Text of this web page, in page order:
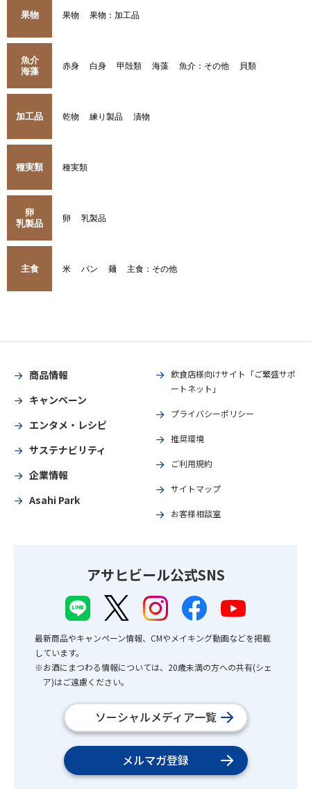
果物 果物 果物：加工品
魚介
海藻
赤身 白身 甲殻類 海藻 魚介：その他 貝類
加工品 乾物 練り製品 漬物
種実類 種実類
卵
乳製品
卵 乳製品
主食 米 パン 麺 主食：その他
商品情報
キャンペーン
エンタメ・レシピ
サステナビリティ
企業情報
Asahi Park
飲食店様向けサイト「ご繁盛サポ
ートネット」
プライバシーポリシー
推奨環境
ご利用規約
サイトマップ
お客様相談室
アサヒビール公式SNS
最新商品やキャンペーン情報、CMやメイキング動画などを掲載
しています。
※お酒にまつわる情報については、20歳未満の方への共有(シェ
ア)はご遠慮ください。
ソーシャルメディア一覧
メルマガ登録